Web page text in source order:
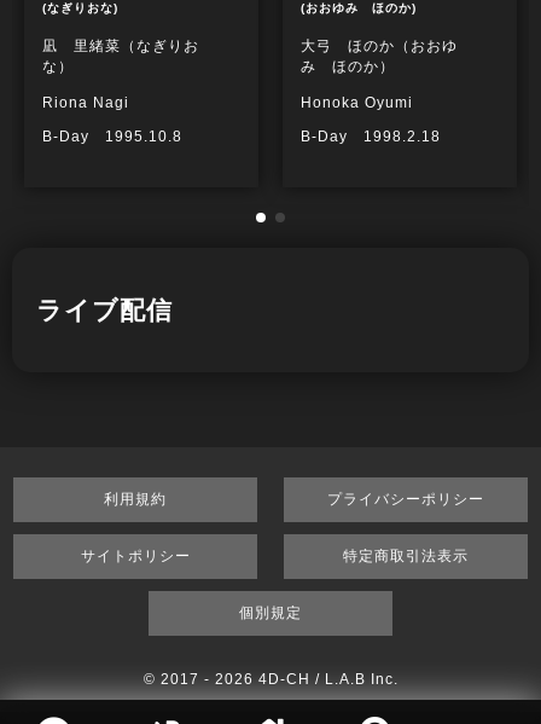
(なぎりおな)
凪 里緒菜（なぎりお
な）
Riona Nagi
B-Day 1995.10.8
(おおゆみ ほのか)
大弓 ほのか（おおゆ
み ほのか）
Honoka Oyumi
B-Day 1998.2.18
ライブ配信
利用規約 プライバシーポリシー
サイトポリシー 特定商取引法表示
個別規定
© 2017 - 2026 4D-CH / L.A.B Inc.